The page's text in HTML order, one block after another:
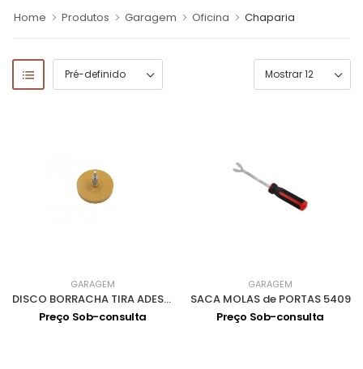
Home Produtos Garagem Oficina Chaparia
GARAGEM
DISCO BORRACHA TIRA ADESIVOS + ADAPTADOR 5390
Preço Sob-consulta
GARAGEM
SACA MOLAS de PORTAS 5409
Preço Sob-consulta